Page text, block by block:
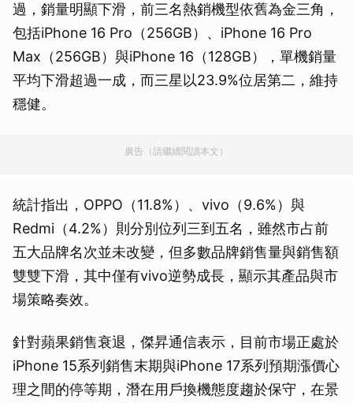
過，銷量明顯下滑，前三名熱銷機型依舊為金三角，
包括iPhone 16 Pro（256GB）、iPhone 16 Pro
Max（256GB）與iPhone 16（128GB），單機銷量
平均下滑超過一成，而三星以23.9%位居第二，維持
穩健。
廣告（請繼續閱讀本文）
統計指出，OPPO（11.8%）、vivo（9.6%）與
Redmi（4.2%）則分別位列三到五名，雖然市占前
五大品牌名次並未改變，但多數品牌銷售量與銷售額
雙雙下滑，其中僅有vivo逆勢成長，顯示其產品與市
場策略奏效。
針對蘋果銷售衰退，傑昇通信表示，目前市場正處於
iPhone 15系列銷售末期與iPhone 17系列預期漲價心
理之間的停等期，潛在用戶換機態度趨於保守，在景